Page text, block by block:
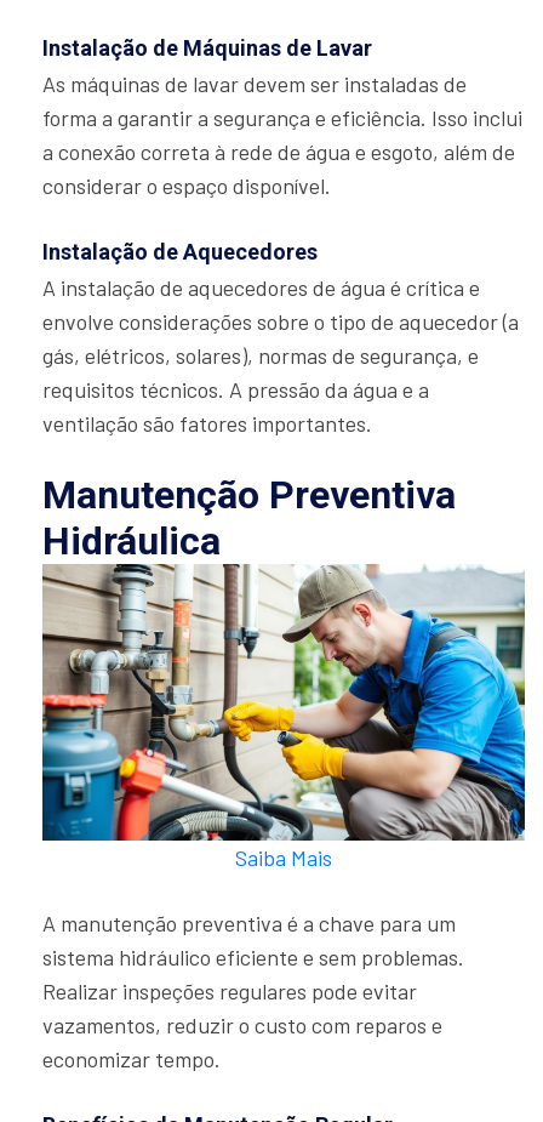
Instalação de Máquinas de Lavar
As máquinas de lavar devem ser instaladas de
forma a garantir a segurança e eficiência. Isso inclui
a conexão correta à rede de água e esgoto, além de
considerar o espaço disponível.
Instalação de Aquecedores
A instalação de aquecedores de água é crítica e
envolve considerações sobre o tipo de aquecedor (a
gás, elétricos, solares), normas de segurança, e
requisitos técnicos. A pressão da água e a
ventilação são fatores importantes.
Manutenção Preventiva
Hidráulica
Saiba Mais
A manutenção preventiva é a chave para um
sistema hidráulico eficiente e sem problemas.
Realizar inspeções regulares pode evitar
vazamentos, reduzir o custo com reparos e
economizar tempo.